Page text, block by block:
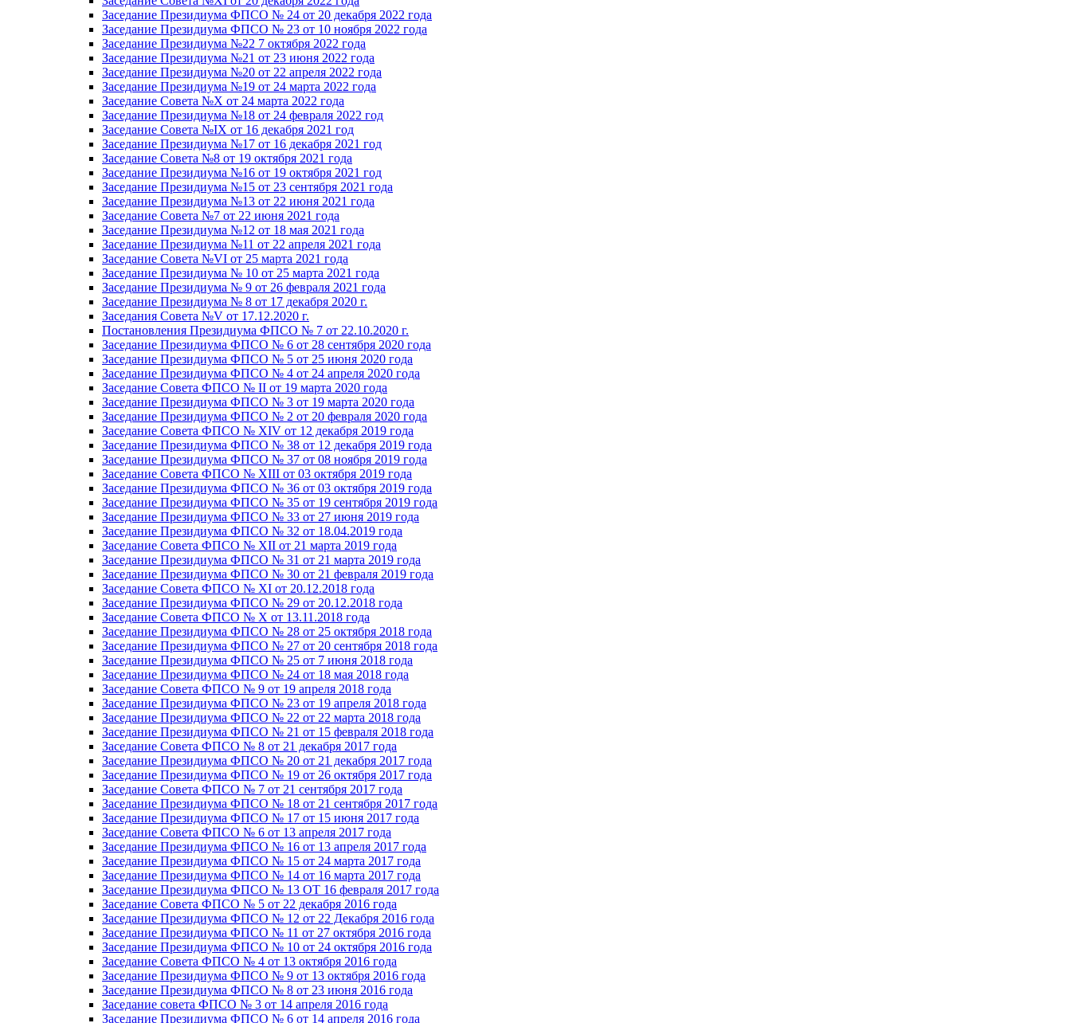
Заседание Президиума ФПСО № 24 от 20 декабря 2022 года
Заседание Президиума ФПСО № 23 от 10 ноября 2022 года
Заседание Президиума №22 7 октября 2022 года
Заседание Президиума №21 от 23 июня 2022 года
Заседание Президиума №20 от 22 апреля 2022 года
Заседание Президиума №19 от 24 марта 2022 года
Заседание Совета №X от 24 марта 2022 года
Заседание Президиума №18 от 24 февраля 2022 год
Заседание Совета №IX от 16 декабря 2021 год
Заседание Президиума №17 от 16 декабря 2021 год
Заседание Совета №8 от 19 октября 2021 года
Заседание Президиума №16 от 19 октября 2021 год
Заседание Президиума №15 от 23 сентября 2021 года
Заседание Президиума №13 от 22 июня 2021 года
Заседание Совета №7 от 22 июня 2021 года
Заседание Президиума №12 от 18 мая 2021 года
Заседание Президиума №11 от 22 апреля 2021 года
Заседание Совета №VI от 25 марта 2021 года
Заседание Президиума № 10 от 25 марта 2021 года
Заседание Президиума № 9 от 26 февраля 2021 года
Заседание Президиума № 8 от 17 декабря 2020 г.
Заседания Совета №V от 17.12.2020 г.
Постановления Президиума ФПСО № 7 от 22.10.2020 г.
Заседание Президиума ФПСО № 6 от 28 сентября 2020 года
Заседание Президиума ФПСО № 5 от 25 июня 2020 года
Заседание Президиума ФПСО № 4 от 24 апреля 2020 года
Заседание Совета ФПСО № II от 19 марта 2020 года
Заседание Президиума ФПСО № 3 от 19 марта 2020 года
Заседание Президиума ФПСО № 2 от 20 февраля 2020 года
Заседание Совета ФПСО № XIV от 12 декабря 2019 года
Заседание Президиума ФПСО № 38 от 12 декабря 2019 года
Заседание Президиума ФПСО № 37 от 08 ноября 2019 года
Заседание Совета ФПСО № XIII от 03 октября 2019 года
Заседание Президиума ФПСО № 36 от 03 октября 2019 года
Заседание Президиума ФПСО № 35 от 19 сентября 2019 года
Заседание Президиума ФПСО № 33 от 27 июня 2019 года
Заседание Президиума ФПСО № 32 от 18.04.2019 года
Заседание Совета ФПСО № XII от 21 марта 2019 года
Заседание Президиума ФПСО № 31 от 21 марта 2019 года
Заседание Президиума ФПСО № 30 от 21 февраля 2019 года
Заседание Совета ФПСО № XI от 20.12.2018 года
Заседание Президиума ФПСО № 29 от 20.12.2018 года
Заседание Совета ФПСО № X от 13.11.2018 года
Заседание Президиума ФПСО № 28 от 25 октября 2018 года
Заседание Президиума ФПСО № 27 от 20 сентября 2018 года
Заседание Президиума ФПСО № 25 от 7 июня 2018 года
Заседание Президиума ФПСО № 24 от 18 мая 2018 года
Заседание Совета ФПСО № 9 от 19 апреля 2018 года
Заседание Президиума ФПСО № 23 от 19 апреля 2018 года
Заседание Президиума ФПСО № 22 от 22 марта 2018 года
Заседание Президиума ФПСО № 21 от 15 февраля 2018 года
Заседание Совета ФПСО № 8 от 21 декабря 2017 года
Заседание Президиума ФПСО № 20 от 21 декабря 2017 года
Заседание Президиума ФПСО № 19 от 26 октября 2017 года
Заседание Совета ФПСО № 7 от 21 сентября 2017 года
Заседание Президиума ФПСО № 18 от 21 сентября 2017 года
Заседание Президиума ФПСО № 17 от 15 июня 2017 года
Заседание Совета ФПСО № 6 от 13 апреля 2017 года
Заседание Президиума ФПСО № 16 от 13 апреля 2017 года
Заседание Президиума ФПСО № 15 от 24 марта 2017 года
Заседание Президиума ФПСО № 14 от 16 марта 2017 года
Заседание Президиума ФПСО № 13 ОТ 16 февраля 2017 года
Заседание Совета ФПСО № 5 от 22 декабря 2016 года
Заседание Президиума ФПСО № 12 от 22 Декабря 2016 года
Заседание Президиума ФПСО № 11 от 27 октября 2016 года
Заседание Президиума ФПСО № 10 от 24 октября 2016 года
Заседание Совета ФПСО № 4 от 13 октября 2016 года
Заседание Президиума ФПСО № 9 от 13 октября 2016 года
Заседание Президиума ФПСО № 8 от 23 июня 2016 года
Заседание совета ФПСО № 3 от 14 апреля 2016 года
Заседание Президиума ФПСО № 6 от 14 апреля 2016 года